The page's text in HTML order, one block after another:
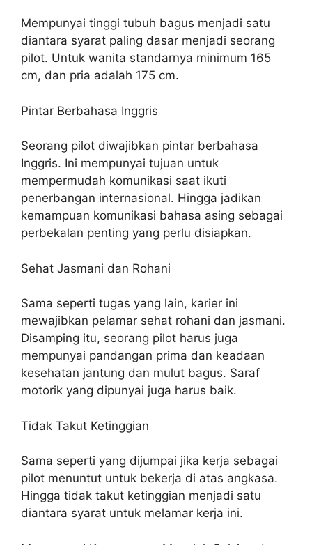
Mempunyai tinggi tubuh bagus menjadi satu
diantara syarat paling dasar menjadi seorang
pilot. Untuk wanita standarnya minimum 165
cm, dan pria adalah 175 cm.
Pintar Berbahasa Inggris
Seorang pilot diwajibkan pintar berbahasa
Inggris. Ini mempunyai tujuan untuk
mempermudah komunikasi saat ikuti
penerbangan internasional. Hingga jadikan
kemampuan komunikasi bahasa asing sebagai
perbekalan penting yang perlu disiapkan.
Sehat Jasmani dan Rohani
Sama seperti tugas yang lain, karier ini
mewajibkan pelamar sehat rohani dan jasmani.
Disamping itu, seorang pilot harus juga
mempunyai pandangan prima dan keadaan
kesehatan jantung dan mulut bagus. Saraf
motorik yang dipunyai juga harus baik.
Tidak Takut Ketinggian
Sama seperti yang dijumpai jika kerja sebagai
pilot menuntut untuk bekerja di atas angkasa.
Hingga tidak takut ketinggian menjadi satu
diantara syarat untuk melamar kerja ini.